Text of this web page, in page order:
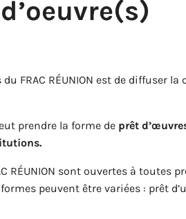
du FRAC RÉUNION est de diffuser
prendre la forme de prêt
RÉUNION sont ouvertes à toutes
peuvent être variées : prêt